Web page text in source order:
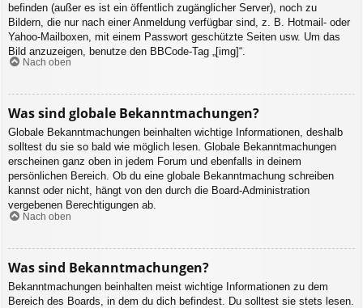
befinden (außer es ist ein öffentlich zugänglicher Server), noch zu
Bildern, die nur nach einer Anmeldung verfügbar sind, z. B. Hotmail- oder
Yahoo-Mailboxen, mit einem Passwort geschützte Seiten usw. Um das
Bild anzuzeigen, benutze den BBCode-Tag „[img]“.
Nach oben
Was sind globale Bekanntmachungen?
Globale Bekanntmachungen beinhalten wichtige Informationen, deshalb
solltest du sie so bald wie möglich lesen. Globale Bekanntmachungen
erscheinen ganz oben in jedem Forum und ebenfalls in deinem
persönlichen Bereich. Ob du eine globale Bekanntmachung schreiben
kannst oder nicht, hängt von den durch die Board-Administration
vergebenen Berechtigungen ab.
Nach oben
Was sind Bekanntmachungen?
Bekanntmachungen beinhalten meist wichtige Informationen zu dem
Bereich des Boards, in dem du dich befindest. Du solltest sie stets lesen.